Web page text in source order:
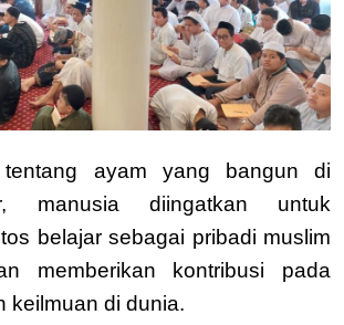
ayam yang bangun di
manusia diingatkan untuk
belajar sebagai pribadi muslim
memberikan kontribusi pada
keilmuan di dunia.